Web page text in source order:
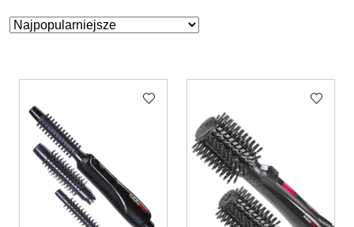
Zastosowano
Sortuj